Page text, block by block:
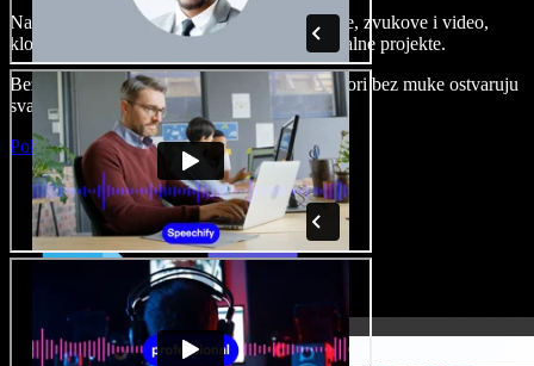
Napravite voice overe, dodajte besplatne slike, zvukove i video,
klonirajte svoj glas i složite sjajne audio-vizualne projekte.
Bez učenja i sve dostupno u pregledniku, autori bez muke ostvaruju
svaku kreativnu ideju.
Pokreni Studio